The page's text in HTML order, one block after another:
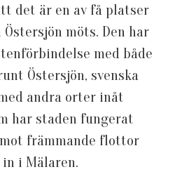
det är en av få platser
möts. Den har
med både
Östersjön, svenska
andra orter inåt
har staden fungerat
främmande flottor
i Mälaren.